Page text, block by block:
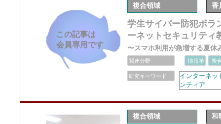
この記事は
会員専用です
複合領域 香
学生サイバー防犯ボラ
ーネットセキュリティ
〜スマホ利用が急増する夏休
関連分野 情報学 複
研究キーワード
インターネッ
ンティア
複合領域 和